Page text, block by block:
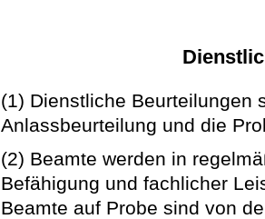
(1) Dienstliche Beurteilungen
Anlassbeurteilung und die
(2) Beamte werden in
Befähigung und fachlicher
Beamte auf Probe sind von